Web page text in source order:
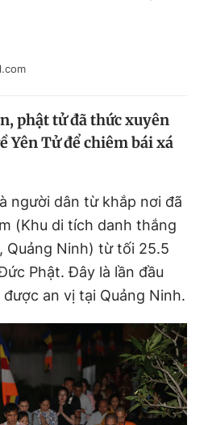
Magazine
Bạn cần biết
Liên hệ quảng cáo
thoại
phật tử đã thức xuyên
Yên Tử để chiêm bái xá
người dân từ khắp nơi đã
(Khu di tích danh thắng
Quảng Ninh) từ tối 25.5
Phật. Đây là lần đầu
được an vị tại Quảng Ninh.